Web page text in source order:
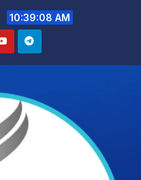
10:39:10 AM